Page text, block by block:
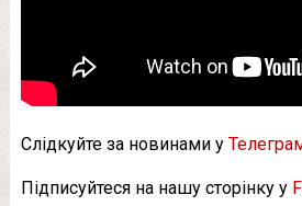
Слідкуйте за новинами у
Підписуйтеся на нашу сторінку у